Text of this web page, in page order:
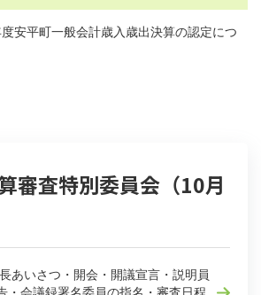
安平町一般会計歳入歳出決算の認定につ
審査特別委員会（10月
あいさつ・開会・開議宣言・説明員